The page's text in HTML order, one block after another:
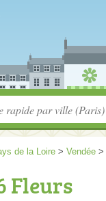
de la Loire > Vendée >
Fleurs